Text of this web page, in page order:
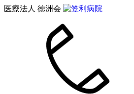
医療法人 徳洲会